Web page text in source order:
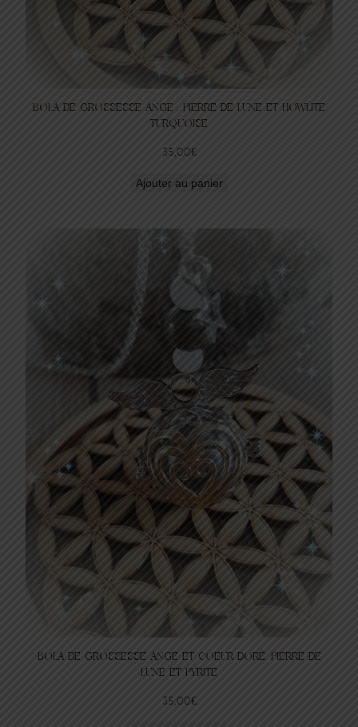
BOLA DE GROSSESSE ANGE , PIERRE DE LUNE ET HOWLITE
TURQUOISE
35,00€
Ajouter au panier
BOLA DE GROSSESSE ANGE ET COEUR DORÉ, PIERRE DE
LUNE ET PYRITE
35,00€